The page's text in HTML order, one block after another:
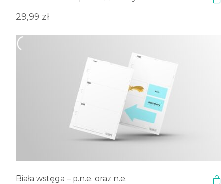
29,99 zł
Biała wstęga – p.n.e. oraz n.e.